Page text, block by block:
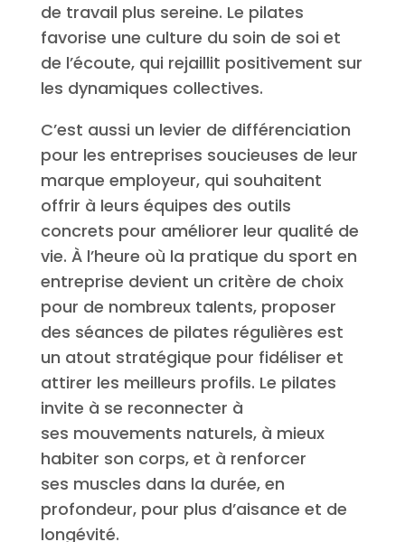
de travail plus sereine. Le pilates
favorise une culture du soin de soi et
de l’écoute, qui rejaillit positivement sur
les dynamiques collectives.
C’est aussi un levier de différenciation
pour les entreprises soucieuses de leur
marque employeur, qui souhaitent
offrir à leurs équipes des outils
concrets pour améliorer leur qualité de
vie. À l’heure où la pratique du sport en
entreprise devient un critère de choix
pour de nombreux talents, proposer
des séances de pilates régulières est
un atout stratégique pour fidéliser et
attirer les meilleurs profils. Le pilates
invite à se reconnecter à
ses mouvements naturels, à mieux
habiter son corps, et à renforcer
ses muscles dans la durée, en
profondeur, pour plus d’aisance et de
longévité.